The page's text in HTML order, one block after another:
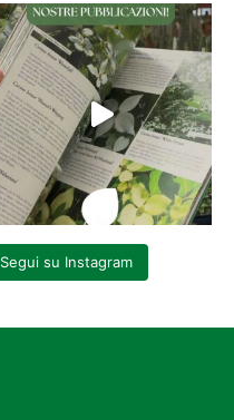
Segui su Instagram